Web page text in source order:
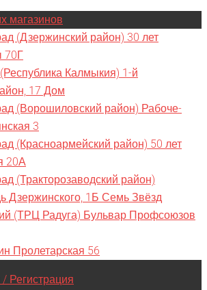
магазинов
(Дзержинский район) 30 лет
70Г
Калмыкия) 1-й
17 Дом
(Ворошиловский район) Рабоче-
3
(Красноармейский район) 50 лет
20А
(Тракторозаводский район)
Дзержинского, 1Б Семь Звёзд
(ТРЦ Радуга) Бульвар Профсоюзов
Пролетарская 56
Регистрация